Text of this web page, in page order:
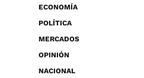
ECONOMÍA
POLÍTICA
MERCADOS
OPINIÓN
NACIONAL